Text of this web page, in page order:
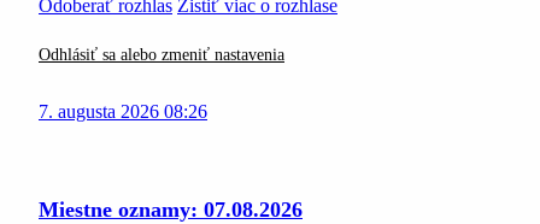
Odoberať rozhlas Zistiť viac o rozhlase
Odhlásiť sa alebo zmeniť nastavenia
7. augusta 2026 08:26
Miestne oznamy: 07.08.2026